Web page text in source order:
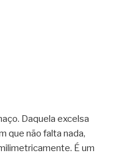
Daquela excelsa
que não falta nada,
É um